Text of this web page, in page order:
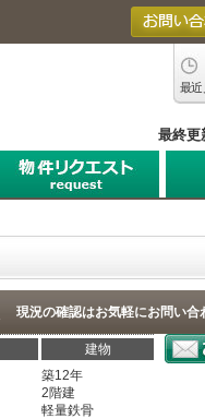
最近
最終更
現況の確認はお気軽にお問い合
建物
築12年
2階建
軽量鉄骨